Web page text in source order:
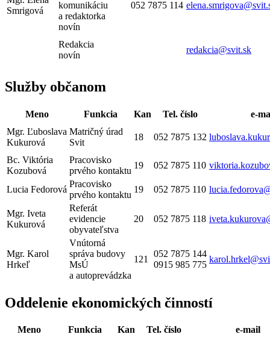
Smrigová
komunikáciu
a redaktorka
novín
052 7875 114
Redakcia
novín
redakcia@svit.sk
Služby občanom
Meno Funkcia Kan Tel. číslo
e-
Mgr. Ľuboslava
Kukurová
Matričný úrad
Svit
18 052 7875 132
Bc. Viktória
Kozubová
Pracovisko
prvého kontaktu
19 052 7875 110
Lucia Fedorová
Pracovisko
prvého kontaktu
19 052 7875 110
Mgr. Iveta
Kukurová
Referát
evidencie
obyvateľstva
20 052 7875 118
Mgr. Karol
Hrkeľ
Vnútorná
správa budovy
MsÚ
a autoprevádzka
121
052 7875 144
0915 985 775
Oddelenie ekonomických činností
Meno Funkcia Kan Tel. číslo
e-mail